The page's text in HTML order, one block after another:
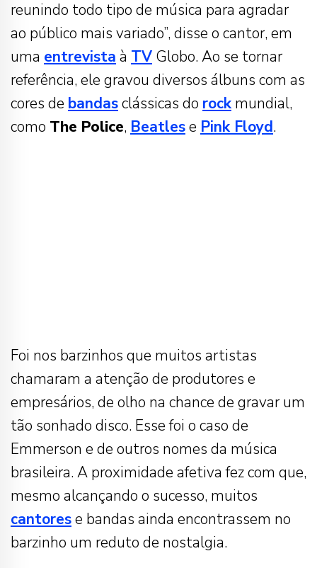
reunindo todo tipo de música para agradar
ao público mais variado”, disse o cantor, em
uma entrevista à TV Globo. Ao se tornar
referência, ele gravou diversos álbuns com as
cores de bandasclássicas do rockmundial,
como The Police, Beatlese Pink Floyd.
Foi nos barzinhos que muitos artistas
chamaram a atenção de produtores e
empresários, de olho na chance de gravar um
tão sonhado disco. Esse foi o caso de
Emmerson e de outros nomes da música
brasileira. A proximidade afetiva fez com que,
mesmo alcançando o sucesso, muitos
cantorese bandas ainda encontrassem no
barzinho um reduto de nostalgia.